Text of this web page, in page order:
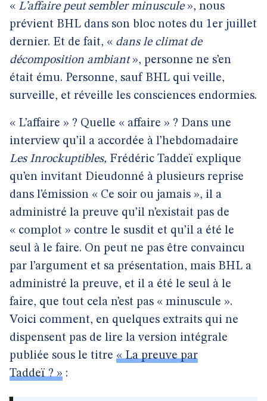
« L’affaire peut sembler minuscule», nous
prévient BHL dans son bloc notes du 1er juillet
dernier. Et de fait, « dans le climat de
décomposition ambiant», personne ne s’en
était ému. Personne, sauf BHL qui veille,
surveille, et réveille les consciences endormies.
« L’affaire » ? Quelle « affaire » ? Dans une
interview qu’il a accordée à l’hebdomadaire
Les Inrockuptibles, Frédéric Taddeï explique
qu’en invitant Dieudonné à plusieurs reprise
dans l’émission « Ce soir ou jamais », il a
administré la preuve qu’il n’existait pas de
« complot » contre le susdit et qu’il a été le
seul à le faire. On peut ne pas être convaincu
par l’argument et sa présentation, mais BHL a
administré la preuve, et il a été le seul à le
faire, que tout cela n’est pas « minuscule ».
Voici comment, en quelques extraits qui ne
dispensent pas de lire la version intégrale
publiée sous le titre « La preuve par
Taddeï ? » :